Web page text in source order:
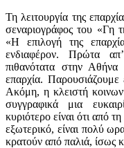
Τη λειτουργία της
σεναριογράφος του «Γη
«Η επιλογή της
ενδιαφέρον. Πρώτα
πιθανότατα στην
επαρχία.
Ακόμη, η κλειστή
συγγραφικά μια
κυριότερο είναι ότι από
εξωτερικό, είναι πολύ
κρατούν από παλιά, ίσως